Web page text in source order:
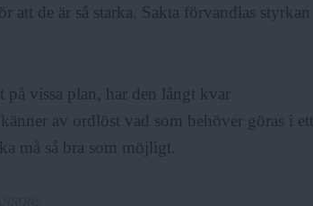
att de är så starka. Sakta förvandlas styrkan
vissa plan, har den långt kvar
av ordlöst vad som behöver göras i ett
må så bra som möjligt.